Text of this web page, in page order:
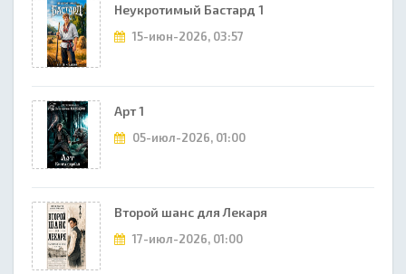
Неукротимый Бастард 1
15-июн-2026, 03:57
Арт 1
05-июл-2026, 01:00
Второй шанс для Лекаря
17-июл-2026, 01:00